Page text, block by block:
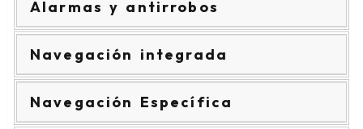
Alarmas y antirrobos
Navegación integrada
Navegación Específica